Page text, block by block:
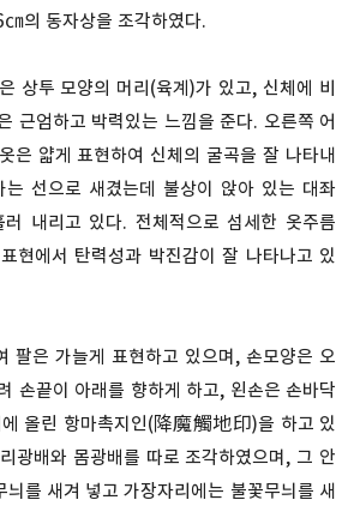
의 동자상을 조각하였다.
상투 모양의 머리(육계)가 있고, 신체에 비
근엄하고 박력있는 느낌을 준다. 오른쪽 어
은 얇게 표현하여 신체의 굴곡을 잘 나타내
는 선으로 새겼는데 불상이 앉아 있는 대좌
내리고 있다. 전체적으로 섬세한 옷주름
현에서 탄력성과 박진감이 잘 나타나고 있
팔은 가늘게 표현하고 있으며, 손모양은 오
손끝이 아래를 향하게 하고, 왼손은 손바닥
올린 항마촉지인(降魔觸地印)을 하고 있
광배와 몸광배를 따로 조각하였으며, 그 안
늬를 새겨 넣고 가장자리에는 불꽃무늬를 새